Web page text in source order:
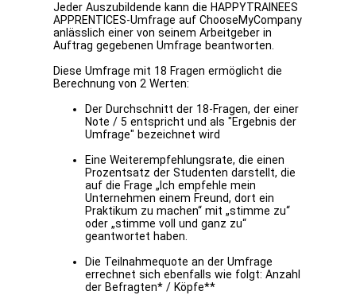
Jeder Auszubildende kann die HAPPYTRAINEES
APPRENTICES-Umfrage auf ChooseMyCompany
anlässlich einer von seinem Arbeitgeber in
Auftrag gegebenen Umfrage beantworten.
Diese Umfrage mit 18 Fragen ermöglicht die
Berechnung von 2 Werten:
Der Durchschnitt der 18-Fragen, der einer
Note / 5 entspricht und als "Ergebnis der
Umfrage" bezeichnet wird
Eine Weiterempfehlungsrate, die einen
Prozentsatz der Studenten darstellt, die
auf die Frage „Ich empfehle mein
Unternehmen einem Freund, dort ein
Praktikum zu machen“ mit „stimme zu“
oder „stimme voll und ganz zu“
geantwortet haben.
Die Teilnahmequote an der Umfrage
errechnet sich ebenfalls wie folgt: Anzahl
der Befragten* / Köpfe**